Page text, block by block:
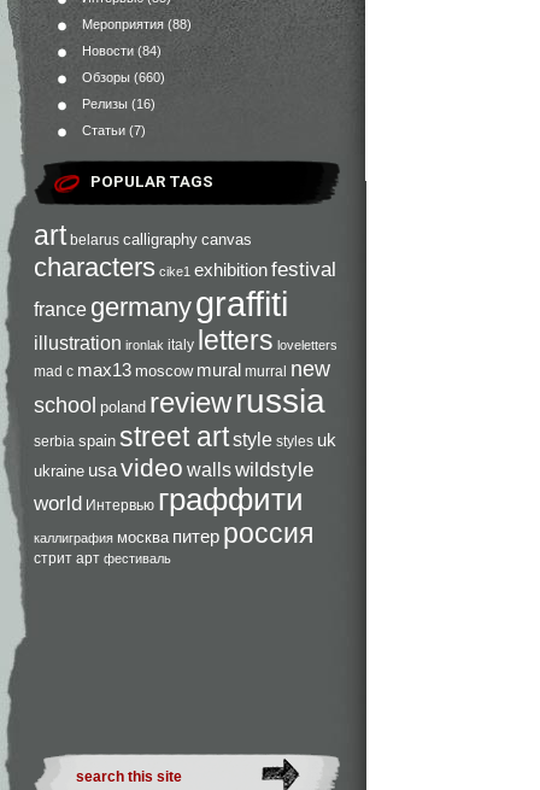
Мероприятия (88)
Новости (84)
Обзоры (660)
Релизы (16)
Статьи (7)
POPULAR TAGS
art belarus calligraphy canvas
characters cike1 exhibitionfestival
france germanygraffiti
illustration ironlak italy letters loveletters
mad c max13 moscow mural murral new
school poland reviewrussia
serbia spain street artstyle styles uk
ukraine usavideo wallswildstyle
world Интервью граффити
каллиграфия москва питер россия
стрит арт фестиваль